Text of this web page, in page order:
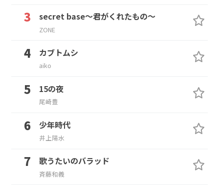
secret base～君がくれたもの～
ZONE
カブトムシ
aiko
15の夜
尾崎豊
少年時代
井上陽水
歌うたいのバラッド
斉藤和義